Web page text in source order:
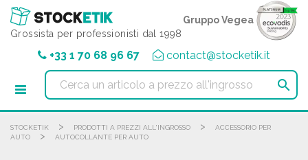
Grossista per professionisti dal 1998
Gruppo Vegea
+33 1 70 68 96 67 contact@stocketik.it

STOCKETIK > PRODOTTI A PREZZI ALL'INGROSSO >
ACCESSORIO PER
AUTO
> AUTOCOLLANTE PER AUTO
Pannello di gestione dei cookies